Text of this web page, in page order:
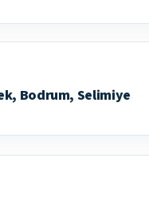
Bodrum, Selimiye